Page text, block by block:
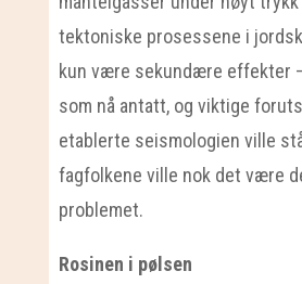
tektoniske prosessene i
kun være sekundære effekter
som nå antatt, og viktige
etablerte seismologien ville
fagfolkene ville nok det være
problemet.
Rosinen i pølsen